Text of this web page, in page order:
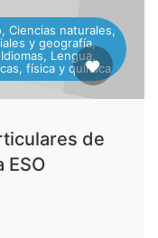
Ciencias naturales,
y geografía,
Lengua,
física y química
de
ESO